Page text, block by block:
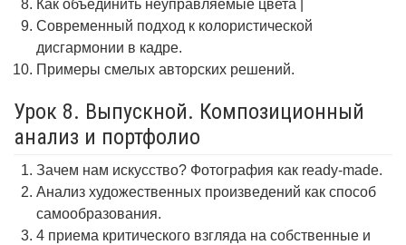
Как объединить неуправляемые цвета |
Современный подход к колористической
дисгармонии в кадре.
Примеры смелых авторских решений.
Урок 8. Выпускной. Композиционный
анализ и портфолио
Зачем нам искусство? Фотография как ready-made.
Анализ художественных произведений как способ
самообразования.
4 приема критического взгляда на собственные и